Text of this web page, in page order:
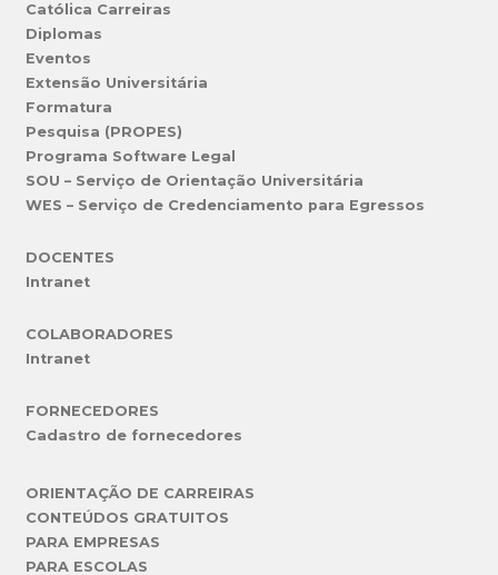
Católica Carreiras
Diplomas
Eventos
Extensão Universitária
Formatura
Pesquisa (PROPES)
Programa Software Legal
SOU – Serviço de Orientação Universitária
WES – Serviço de Credenciamento para Egressos
DOCENTES
Intranet
COLABORADORES
Intranet
FORNECEDORES
Cadastro de fornecedores
ORIENTAÇÃO DE CARREIRAS
CONTEÚDOS GRATUITOS
PARA EMPRESAS
PARA ESCOLAS